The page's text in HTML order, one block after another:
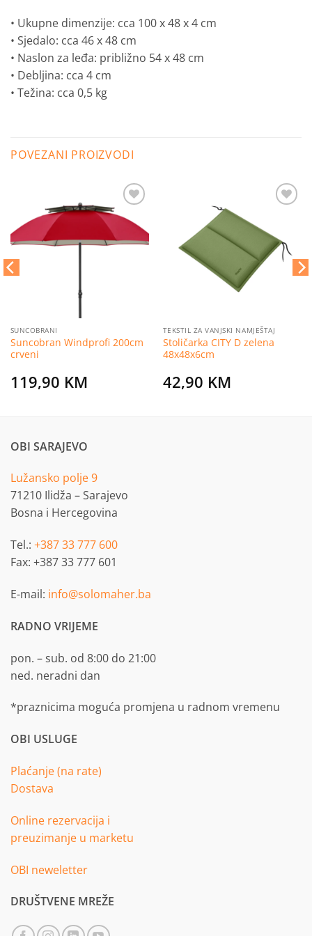
• Ukupne dimenzije: cca 100 x 48 x 4 cm
• Sjedalo: cca 46 x 48 cm
• Naslon za leđa: približno 54 x 48 cm
• Debljina: cca 4 cm
• Težina: cca 0,5 kg
POVEZANI PROIZVODI
Dodaj
na
želja
SUNCOBRANI
Suncobran Windprofi 200cm
crveni
119,90 KM
želja
TEKSTIL ZA VANJSKI NAMJEŠTAJ
Stoličarka CITY D zelena
48x48x6cm
42,90 KM
OBI SARAJEVO
Lužansko polje 9
71210 Ilidža – Sarajevo
Bosna i Hercegovina
Tel.: +387 33 777 600
Fax: +387 33 777 601
E-mail: info@solomaher.ba
RADNO VRIJEME
pon. – sub. od 8:00 do 21:00
ned. neradni dan
*praznicima moguća promjena u radnom vremenu
OBI USLUGE
Plaćanje (na rate)
Dostava
Online rezervacija i
preuzimanje u marketu
OBI neweletter
DRUŠTVENE MREŽE